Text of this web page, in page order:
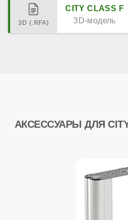
CITY CLASS F
3D-модель
АКСЕССУАРЫ ДЛЯ CITY